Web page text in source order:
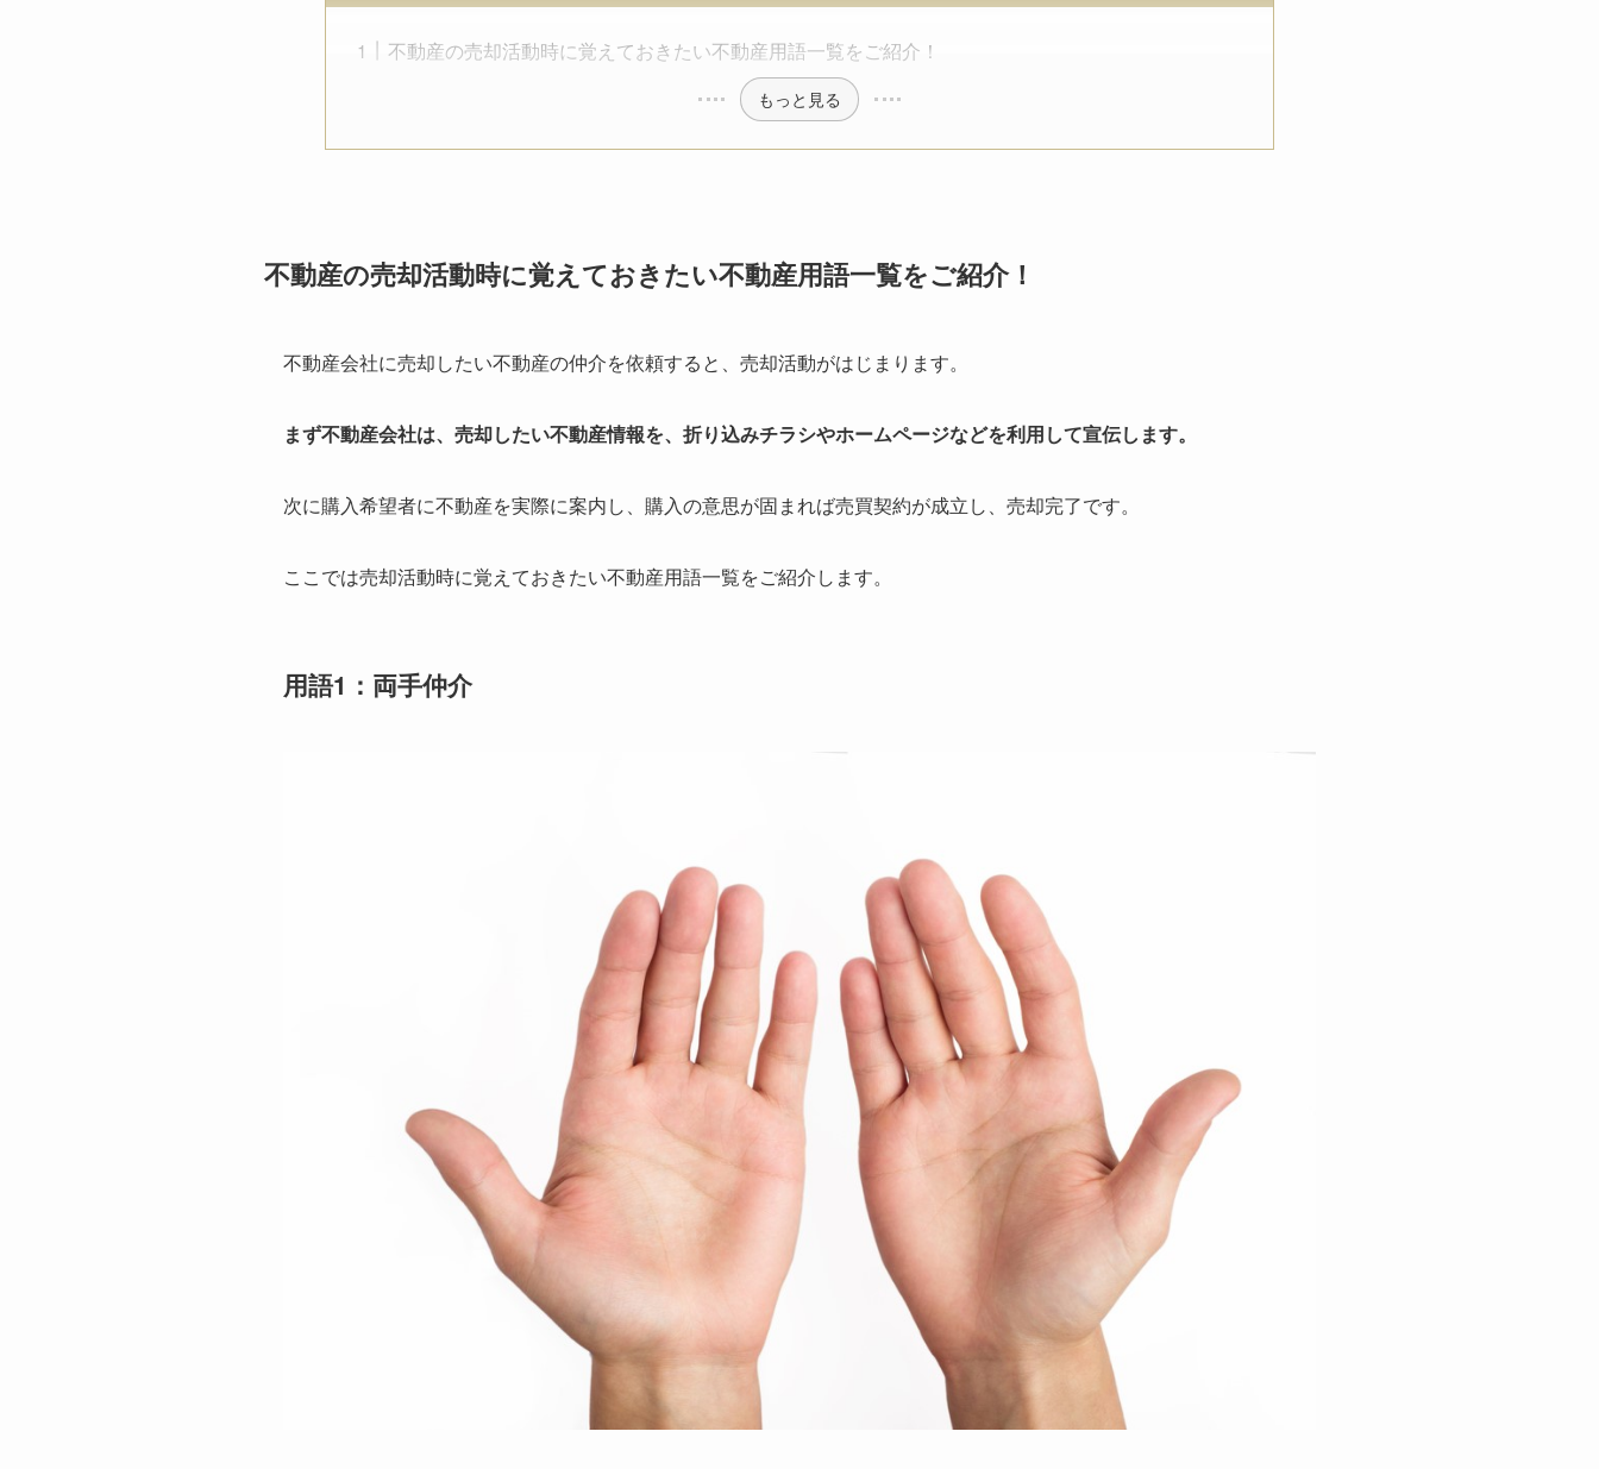
不動産の売却活動時に覚えておきたい不動産用語一覧をご紹介！
もっと見る
不動産の売却活動時に覚えておきたい不動産用語一覧をご紹介！
不動産会社に売却したい不動産の仲介を依頼すると、売却活動がはじまります。
まず不動産会社は、売却したい不動産情報を、折り込みチラシやホームページなどを利用して宣伝します。
次に購入希望者に不動産を実際に案内し、購入の意思が固まれば売買契約が成立し、売却完了です。
ここでは売却活動時に覚えておきたい不動産用語一覧をご紹介します。
用語1：両手仲介